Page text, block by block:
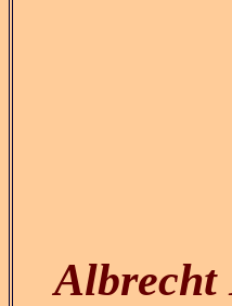
Albrecht